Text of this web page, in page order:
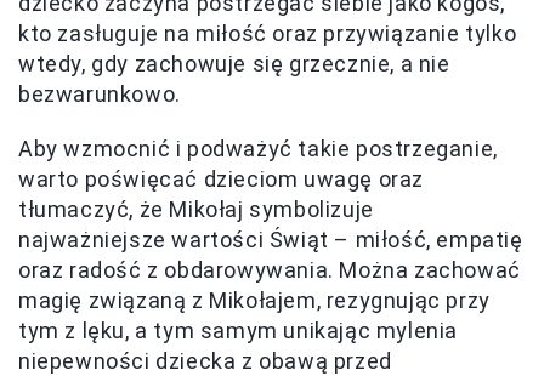
kto zasługuje na miłość oraz przywiązanie tylko
wtedy, gdy zachowuje się grzecznie, a nie
bezwarunkowo.
Aby wzmocnić i podważyć takie postrzeganie,
warto poświęcać dzieciom uwagę oraz
tłumaczyć, że Mikołaj symbolizuje
najważniejsze wartości Świąt – miłość, empatię
oraz radość z obdarowywania. Można zachować
magię związaną z Mikołajem, rezygnując przy
tym z lęku, a tym samym unikając mylenia
niepewności dziecka z obawą przed